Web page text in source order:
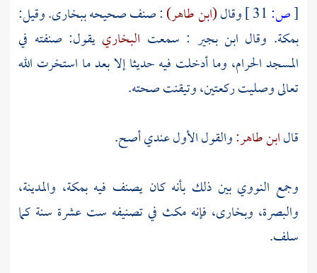
[ص: وقال(ابن طاهر): صنف صحيحهببخارى.وقيل:
بمكة. وقال ابن بجير : سمعت البخاري يقول: صنفته في
المسجد الحرام، وما أدخلت فيه حديثا إلا بعد ما استخرت الله
تعالى وصليت ركعتين، وتيقنت صحته.
قالابن طاهر:والقول الأول عندي أصح.
وجمع النوويبين ذلك بأنه كان يصنف فيهبمكة، والمدينة،
والبصرة، وبخارى، فإنه مكث في تصنيفه ست عشرة سنة كما
سلف.